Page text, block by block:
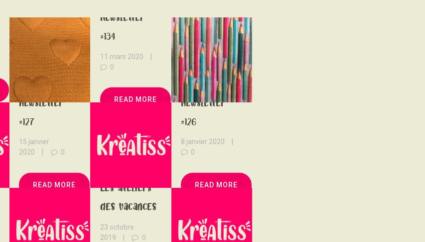
CONTACT
Newsletter
#134
11 mars 2020
0
READ MORE
Newsletter
#127
15 janvier
2020
0
READ MORE
Newsletter
#126
8 janvier 2020
0
READ MORE
Les ateliers
des vacances
23 octobre
2019
0